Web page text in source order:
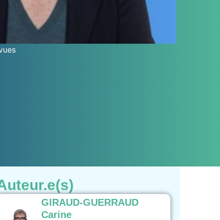
GIRAUD-GUERRAUD
Carine